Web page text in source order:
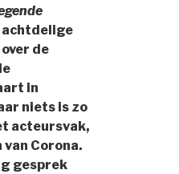
achtdelige
de
in
niets is zo
acteursvak,
Corona.
gesprek